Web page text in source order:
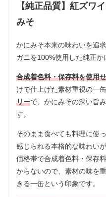
【純正品質】紅ズワ
みそ
かにみそ本来の味わいを追
ガニを100%使用した純正か
合成着色料・保存料を使用
けで仕上げた素材重視の一
リーで、かにみその深い旨
す。
そのまま食べても料理に使
感じられる本格的な味わい
価格帯で合成着色料・保存
からないので、素材の味を
きる一缶という印象です。